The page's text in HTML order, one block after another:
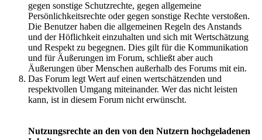
gegen sonstige Schutzrechte, gegen allgemeine
Persönlichkeitsrechte oder gegen sonstige Rechte verstoßen.
Die Benutzer haben die allgemeinen Regeln des Anstands
und der Höflichkeit einzuhalten und sich mit Wertschätzung
und Respekt zu begegnen. Dies gilt für die Kommunikation
und für Äußerungen im Forum, schließt aber auch
Äußerungen über Menschen außerhalb des Forums mit ein.
Das Forum legt Wert auf einen wertschätzenden und
respektvollen Umgang miteinander. Wer das nicht leisten
kann, ist in diesem Forum nicht erwünscht.
Nutzungsrechte an den von den Nutzern hochgeladenen